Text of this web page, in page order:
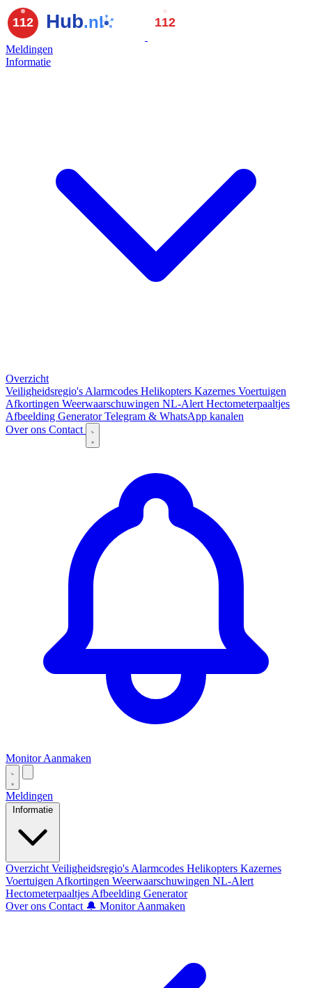
Meldingen
Informatie
Overzicht
Veiligheidsregio's Alarmcodes Helikopters Kazernes Voertuigen
Afkortingen Weerwaarschuwingen NL-Alert Hectometerpaaltjes
Afbeelding GeneratorTelegram & WhatsApp kanalen
Over ons Contact
Monitor Aanmaken
Meldingen
Informatie
Overzicht Veiligheidsregio's Alarmcodes Helikopters Kazernes
Voertuigen Afkortingen Weerwaarschuwingen NL-Alert
Hectometerpaaltjes Afbeelding Generator
Over ons Contact 🔔 Monitor Aanmaken